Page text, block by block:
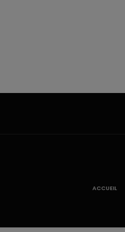
ACCUEIL